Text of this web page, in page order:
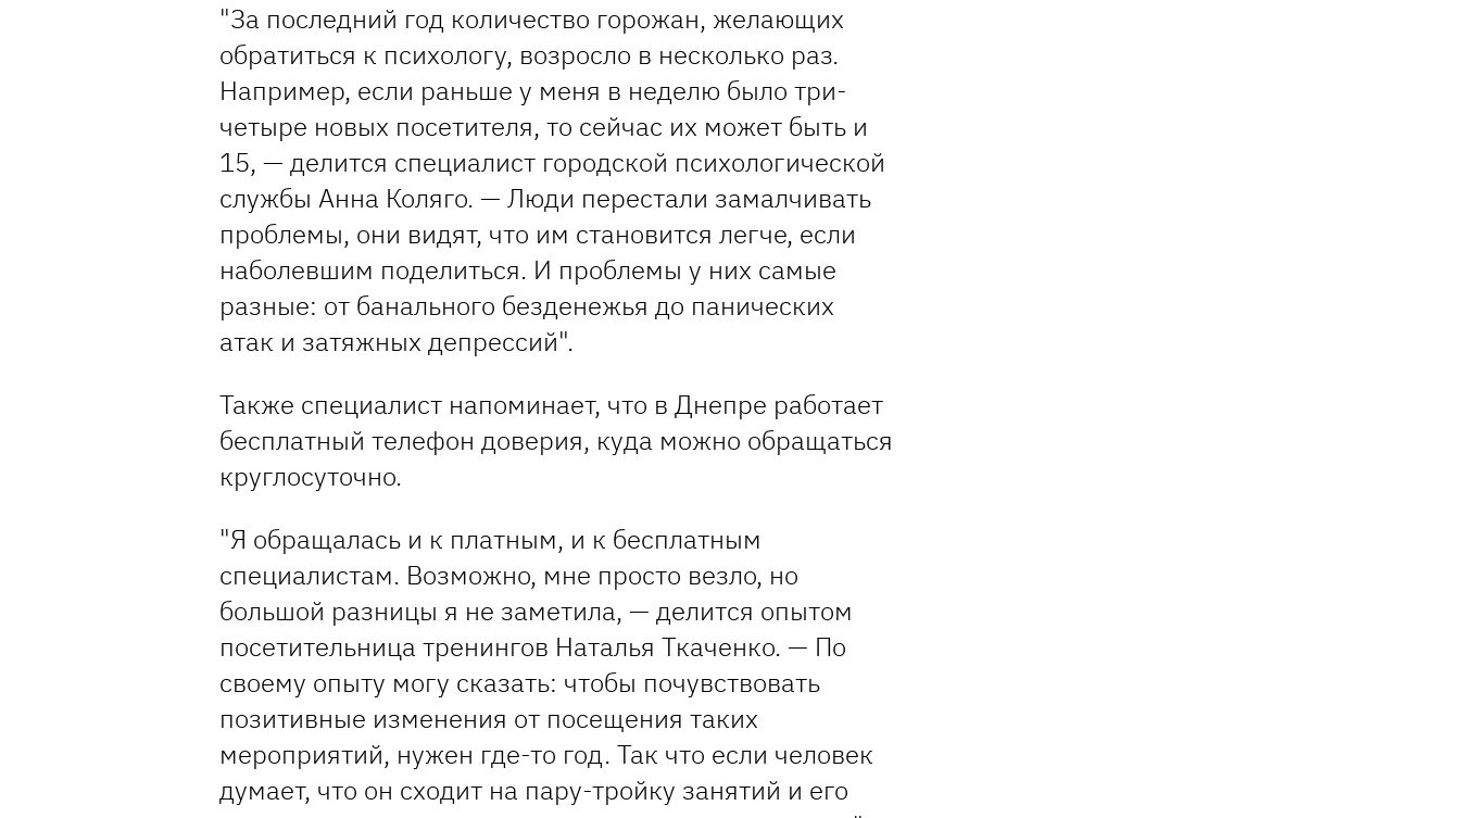
"За последний год количество горожан, желающих
обратиться к психологу, возросло в несколько раз.
Например, если раньше у меня в неделю было три-
четыре новых посетителя, то сейчас их может быть и
15, — делится специалист городской психологической
службы Анна Коляго. — Люди перестали замалчивать
проблемы, они видят, что им становится легче, если
наболевшим поделиться. И проблемы у них самые
разные: от банального безденежья до панических
атак и затяжных депрессий".
Также специалист напоминает, что в Днепре работает
бесплатный телефон доверия, куда можно обращаться
круглосуточно.
"Я обращалась и к платным, и к бесплатным
специалистам. Возможно, мне просто везло, но
большой разницы я не заметила, — делится опытом
посетительница тренингов Наталья Ткаченко. — По
своему опыту могу сказать: чтобы почувствовать
позитивные изменения от посещения таких
мероприятий, нужен где-то год. Так что если человек
думает, что он сходит на пару-тройку занятий и его